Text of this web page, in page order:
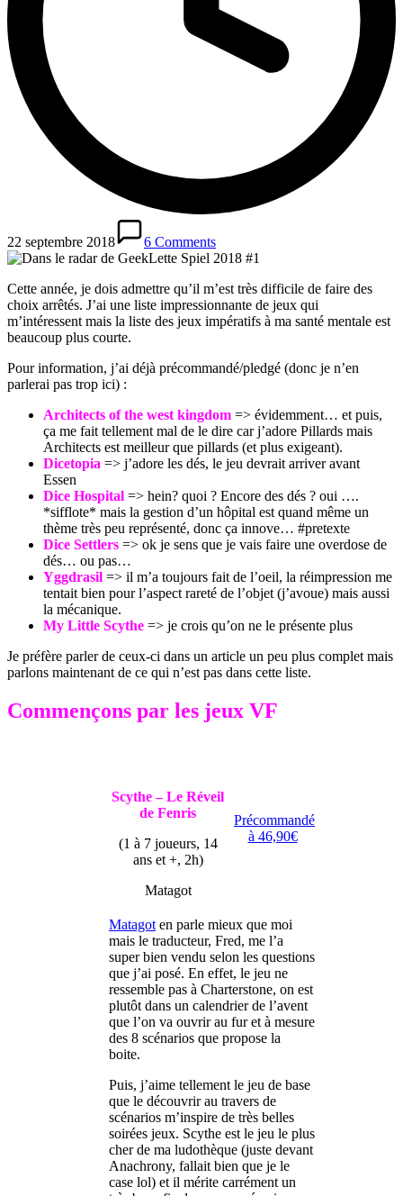
22 septembre 2018 6 Comments
Cette année, je dois admettre qu’il m’est très difficile de faire des
choix arrêtés. J’ai une liste impressionnante de jeux qui
m’intéressent mais la liste des jeux impératifs à ma santé mentale est
beaucoup plus courte.
Pour information, j’ai déjà précommandé/pledgé (donc je n’en
parlerai pas trop ici) :
Architects of the west kingdom => évidemment… et puis,
ça me fait tellement mal de le dire car j’adore Pillards mais
Architects est meilleur que pillards (et plus exigeant).
Dicetopia => j’adore les dés, le jeu devrait arriver avant
Essen
Dice Hospital => hein? quoi ? Encore des dés ? oui ….
*sifflote* mais la gestion d’un hôpital est quand même un
thème très peu représenté, donc ça innove… #pretexte
Dice Settlers => ok je sens que je vais faire une overdose de
dés… ou pas…
Yggdrasil => il m’a toujours fait de l’oeil, la réimpression me
tentait bien pour l’aspect rareté de l’objet (j’avoue) mais aussi
la mécanique.
My Little Scythe => je crois qu’on ne le présente plus
Je préfère parler de ceux-ci dans un article un peu plus complet mais
parlons maintenant de ce qui n’est pas dans cette liste.
Commençons par les jeux VF​
Scythe – Le Réveil
de Fenris
(1 à 7 joueurs, 14
ans et +, 2h)
Matagot
Précommandé
à 46,90€
Matagot en parle mieux que moi
mais le traducteur, Fred, me l’a
super bien vendu selon les questions
que j’ai posé. En effet, le jeu ne
ressemble pas à Charterstone, on est
plutôt dans un calendrier de l’avent
que l’on va ouvrir au fur et à mesure
des 8 scénarios que propose la
boite.
Puis, j’aime tellement le jeu de base
que le découvrir au travers de
scénarios m’inspire de très belles
soirées jeux. Scythe est le jeu le plus
cher de ma ludothèque (juste devant
Anachrony, fallait bien que je le
case lol) et il mérite carrément un